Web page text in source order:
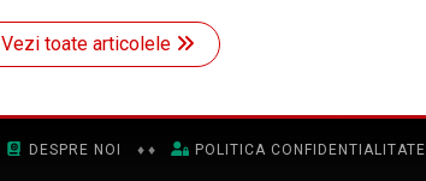
Vezi toate articolele
DESPRE NOI ♦ ♦ POLITICA CONFIDENTIALITATE